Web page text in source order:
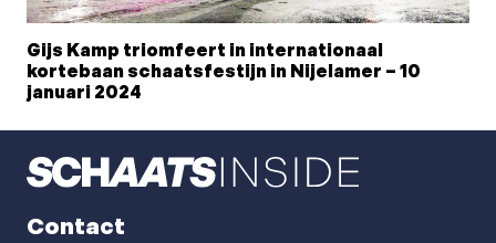
Gijs Kamp triomfeert in internationaal
kortebaan schaatsfestijn in Nijelamer – 10
januari 2024
Contact